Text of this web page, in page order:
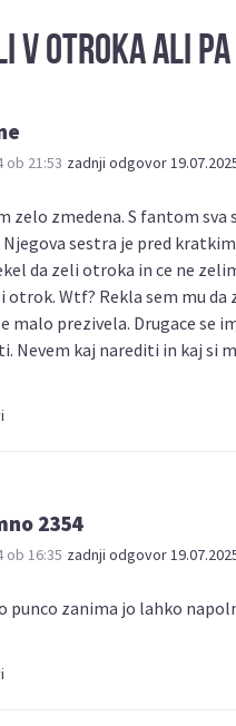
v otroka ali
ob 21:53 zadnji odgovor
zelo zmedena. S fantom
Njegova sestra je pred
da zeli otroka in ce ne
otrok. Wtf? Rekla sem mu
malo prezivela. Drugace se
Nevem kaj narediti in kaj si
2354
ob 16:35 zadnji odgovor
punco zanima jo lahko